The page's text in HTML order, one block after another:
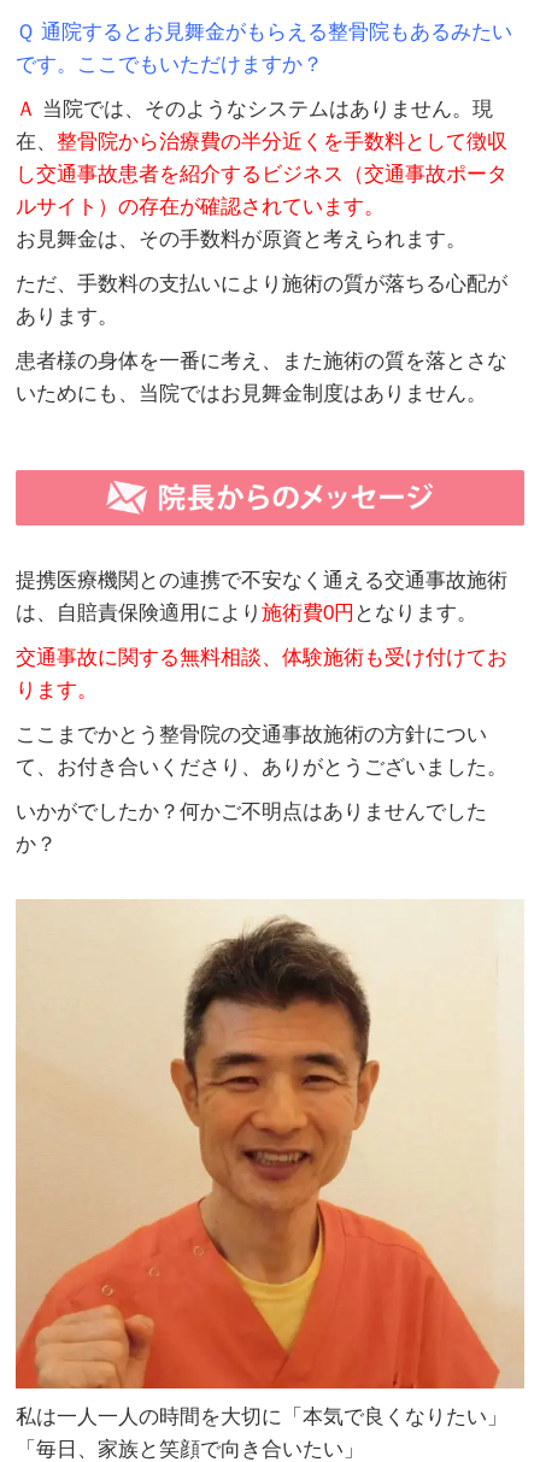
Ｑ 通院するとお見舞金がもらえる整骨院もあるみたい
です。ここでもいただけますか？
Ａ 当院では、そのようなシステムはありません。現
在、整骨院から治療費の半分近くを手数料として徴収
し交通事故患者を紹介するビジネス（交通事故ポータ
ルサイト）の存在が確認されています。
お見舞金は、その手数料が原資と考えられます。
ただ、手数料の支払いにより施術の質が落ちる心配が
あります。
患者様の身体を一番に考え、また施術の質を落とさな
いためにも、当院ではお見舞金制度はありません。
提携医療機関との連携で不安なく通える交通事故施術
は、自賠責保険適用により施術費0円 となります。
交通事故に関する無料相談、体験施術も受け付けてお
ります。
ここまでかとう整骨院の交通事故施術の方針につい
て、お付き合いくださり、ありがとうございました。
いかがでしたか？何かご不明点はありませんでした
か？
私は一人一人の時間を大切に「本気で良くなりたい」
「毎日、家族と笑顔で向き合いたい」